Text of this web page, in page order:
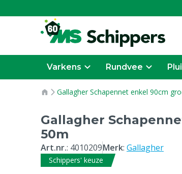
Varkens Rundvee
Gallagher Schapennet enkel 90cm
Gallagher
50m
Art.nr.: 4010209Merk: Gallagher
Schippers' keuze